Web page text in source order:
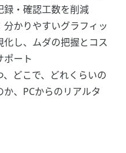
録・確認工数を削減
かりやすいグラフィッ
し、ムダの把握とコス
ポート
どこで、どれくらいの
、PCからのリアルタ